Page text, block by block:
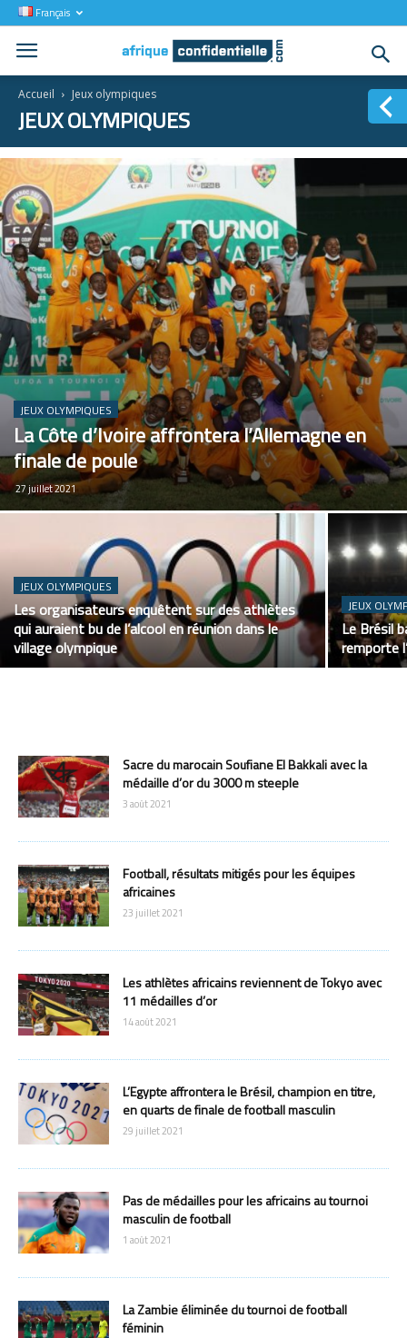
Français
Accueil Jeux olympiques
JEUX OLYMPIQUES
JEUX OLYMPIQUES
La Côte d’Ivoire affrontera l’Allemagne en
finale de poule
27 juillet 2021
JEUX OLYMPIQUES
Les organisateurs enquêtent sur des athlètes
qui auraient bu de l’alcool en réunion dans le
village olympique
JEUX
Le Brésil
remporte
Sacre du marocain Soufiane El Bakkali avec la
médaille d’or du 3000 m steeple
3 août 2021
Football, résultats mitigés pour les équipes
africaines
23 juillet 2021
Les athlètes africains reviennent de Tokyo avec
11 médailles d’or
14 août 2021
L’Egypte affrontera le Brésil, champion en titre,
en quarts de finale de football masculin
29 juillet 2021
Pas de médailles pour les africains au tournoi
masculin de football
1 août 2021
La Zambie éliminée du tournoi de football
féminin